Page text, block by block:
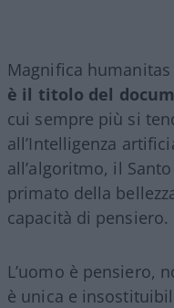
Magnifica
è il titolo del
cui sempre più si
all’Intelligenza
all’algoritmo, il
primato della
capacità di pensiero.
L’uomo è pensiero,
è unica e